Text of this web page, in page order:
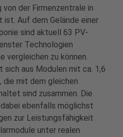
der Firmenzentrale in
Auf dem Gelände einer
sind aktuell 63 PV-
Technologien
vergleichen zu können.
aus Modulen mit ca. 1,6
die mit dem gleichen
sind zusammen. Die
ebenfalls möglichst
zur Leistungsfähigkeit
unter realen